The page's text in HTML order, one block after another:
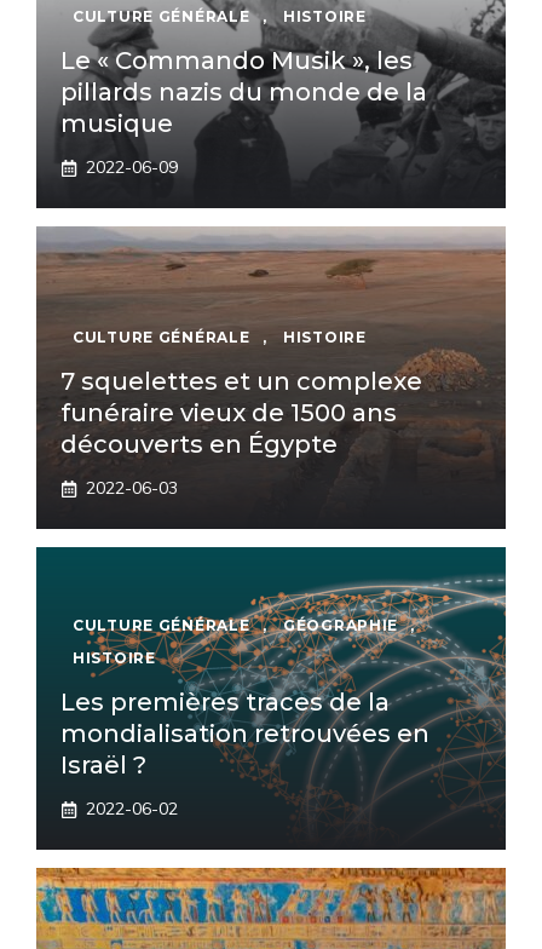
CULTURE GÉNÉRALE , HISTOIRE
Le « Commando Musik », les
pillards nazis du monde de la
musique
2022-06-09
CULTURE GÉNÉRALE , HISTOIRE
7 squelettes et un complexe
funéraire vieux de 1500 ans
découverts en Égypte
2022-06-03
CULTURE GÉNÉRALE , GÉOGRAPHIE
,
HISTOIRE
Les premières traces de la
mondialisation retrouvées en
Israël ?
2022-06-02